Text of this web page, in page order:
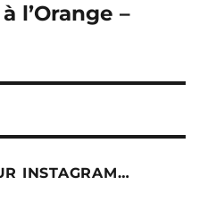
l’Orange –
INSTAGRAM…